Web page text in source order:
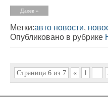
Далее »
Метки:авто новости,
Опубликовано в рубрике
Страница 6 из 7 « 1